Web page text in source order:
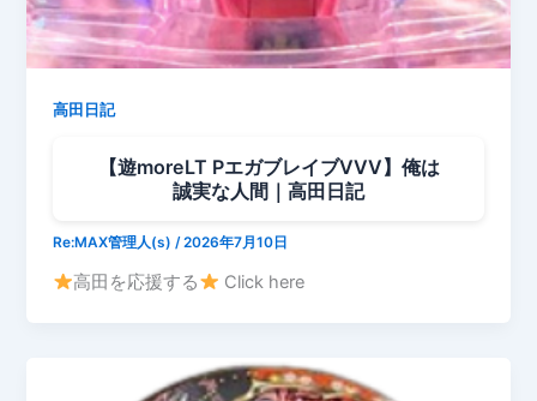
高田日記
【遊moreLT PエガブレイブVVV】俺は
誠実な人間｜高田日記
Re:MAX管理人(s)/2026年7月10日
高田を応援する Click here